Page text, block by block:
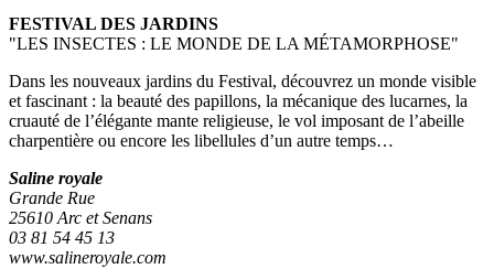
FESTIVAL DES JARDINS
"LES INSECTES : LE MONDE DE LA MÉTAMORPHOSE"
Dans les nouveaux jardins du Festival, découvrez un monde visible
et fascinant : la beauté des papillons, la mécanique des lucarnes, la
cruauté de l’élégante mante religieuse, le vol imposant de l’abeille
charpentière ou encore les libellules d’un autre temps…
Saline royale
Grande Rue
25610 Arc et Senans
03 81 54 45 13
www.salineroyale.com